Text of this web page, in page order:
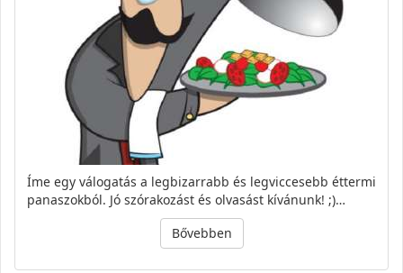
Íme egy válogatás a legbizarrabb és legviccesebb éttermi
panaszokból. Jó szórakozást és olvasást kívánunk! ;)…
Bővebben